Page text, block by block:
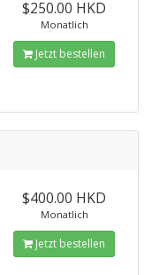
$250.00 HKD
Monatlich
Jetzt bestellen
$400.00 HKD
Monatlich
Jetzt bestellen